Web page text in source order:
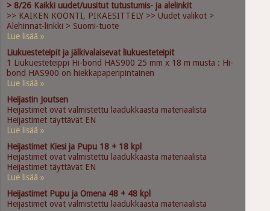
> 8/26 Kaikki uudet/uusitut tutustumis- ja alelinkit
>> KAIKEN KOONTI, PIKAESITTELY >> Uudet valikot >
Alehinnat-linkki > Suomi-tuote
Lue lisää »
Liukuesteteipit ja jälkivalaisevat liukuesteteipit
1 Liukuesteteippi Hi-bond HAS900 25 mm x 18 m musta : Hi-
bond HAS900 on hiekkapaperipintainen
Lue lisää »
Heijastin Joutsen
Heijastimet ovat valmistettu laadukkaasta materiaalista
Heijastimet täyttävät EN
Lue lisää »
Heijastimet Kiesi ja Pupu 18 + 18 kpl
Heijastimet ovat valmistettu laadukkaasta materiaalista
Heijastimet täyttävät EN
Lue lisää »
Heijastimet Pupu ja Omena 48 + 48 kpl
Heijastimet ovat valmistettu laadukkaasta materiaalista